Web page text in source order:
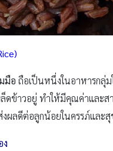
มือ ถือเป็นหนึ่งในอาหารกลุ่
ดข้าวอยู่ ทำให้มีคุณค่าและส
งผลดีต่อลูกน้อยในครรภ์แล